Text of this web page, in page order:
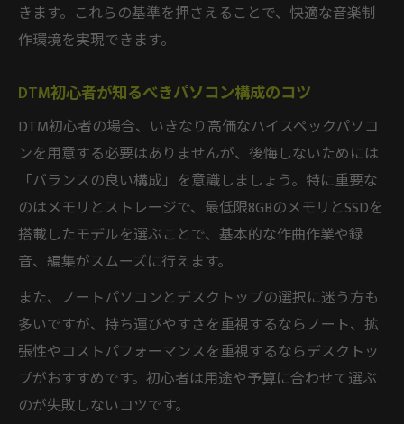
DTMパソコン 安さと性能のバランス術
作曲を支えるパソコンスペックの基準解説
DTM用パソコンに必要なメモリとCPU解説
DTMパソコンで快適作曲を実現する条件
DTMパソコン スペックで失敗しない基準
DTMパソコン 作曲に最適な構成の選び方
後悔しないDTMパソコンの選び方まとめ
DTMパソコン選びで失敗しない総まとめ
DTMパソコンの選択で重要な最終チェック
DTMパソコン後悔しないための確認リスト
DTMパソコン購入前の注意点とアドバイス
DTMパソコンおすすめ選び方の最終ポイン
ト
きます。これらの基準を押さえることで、快適な音楽制
作環境を実現できます。
DTM初心者が知るべきパソコン構成のコツ
DTM初心者の場合、いきなり高価なハイスペックパソコ
ンを用意する必要はありませんが、後悔しないためには
「バランスの良い構成」を意識しましょう。特に重要な
のはメモリとストレージで、最低限8GBのメモリとSSDを
搭載したモデルを選ぶことで、基本的な作曲作業や録
音、編集がスムーズに行えます。
また、ノートパソコンとデスクトップの選択に迷う方も
多いですが、持ち運びやすさを重視するならノート、拡
張性やコストパフォーマンスを重視するならデスクトッ
プがおすすめです。初心者は用途や予算に合わせて選ぶ
のが失敗しないコツです。